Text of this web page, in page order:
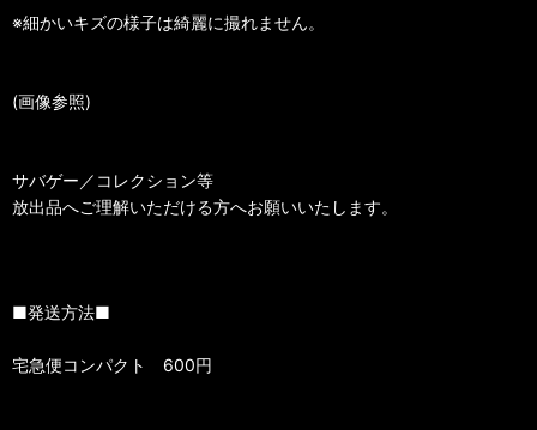
※細かいキズの様子は綺麗に撮れません。
(画像参照)
サバゲー／コレクション等
放出品へご理解いただける方へお願いいたします。
■発送方法■
宅急便コンパクト 600円